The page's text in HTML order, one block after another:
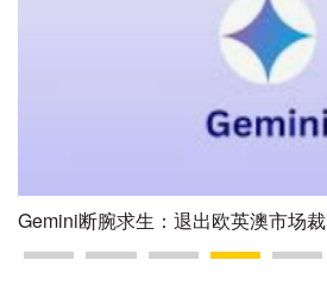
出欧英澳市场裁员25% 押注美国